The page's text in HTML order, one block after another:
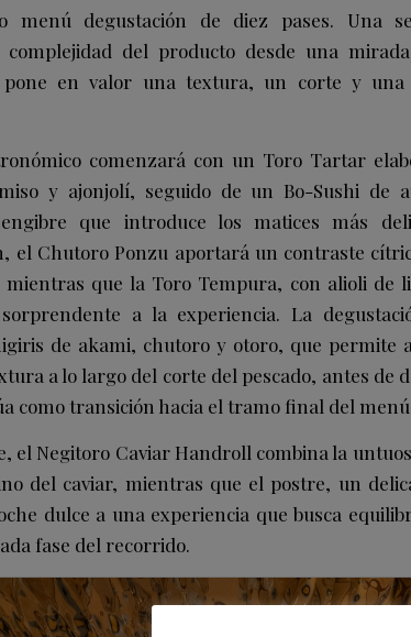
menú degustación de diez pases. Una
del producto desde una
pone en valor una textura, un corte y
comenzará con un Toro Tartar
y ajonjolí, seguido de un Bo-Sushi de
que introduce los matices más
el Chutoro Ponzu aportará un contraste
mientras que la Toro Tempura, con alioli de
a la experiencia. La
de akami, chutoro y otoro, que permite
a lo largo del corte del pescado, antes de
como transición hacia el tramo final del
el Negitoro Caviar Handroll combina la
del caviar, mientras que el postre, un
dulce a una experiencia que busca
fase del recorrido.